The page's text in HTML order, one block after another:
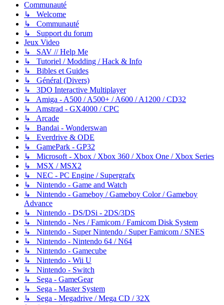
Communauté
↳ Welcome
↳ Communauté
↳ Support du forum
Jeux Video
↳ SAV // Help Me
↳ Tutoriel / Modding / Hack & Info
↳ Bibles et Guides
↳ Général (Divers)
↳ 3DO Interactive Multiplayer
↳ Amiga - A500 / A500+ / A600 / A1200 / CD32
↳ Amstrad - GX4000 / CPC
↳ Arcade
↳ Bandai - Wonderswan
↳ Everdrive & ODE
↳ GamePark - GP32
↳ Microsoft - Xbox / Xbox 360 / Xbox One / Xbox Series
↳ MSX / MSX2
↳ NEC - PC Engine / Supergrafx
↳ Nintendo - Game and Watch
↳ Nintendo - Gameboy / Gameboy Color / Gameboy
Advance
↳ Nintendo - DS/DSi - 2DS/3DS
↳ Nintendo - Nes / Famicom / Famicom Disk System
↳ Nintendo - Super Nintendo / Super Famicom / SNES
↳ Nintendo - Nintendo 64 / N64
↳ Nintendo - Gamecube
↳ Nintendo - Wii U
↳ Nintendo - Switch
↳ Sega - GameGear
↳ Sega - Master System
↳ Sega - Megadrive / Mega CD / 32X